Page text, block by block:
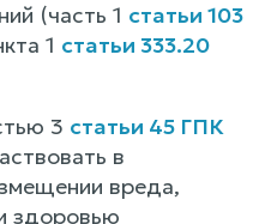
(часть 1 статьи 103
1 статьи 333.20
3 статьи 45 ГПК
в
вреда,
здоровью